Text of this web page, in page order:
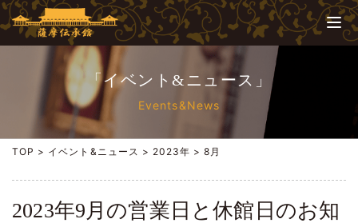
「イベント&ニュース」
Events&News
TOP > イベント&ニュース > 2023年 >8月
2023年9月の営業日と休館日のお知